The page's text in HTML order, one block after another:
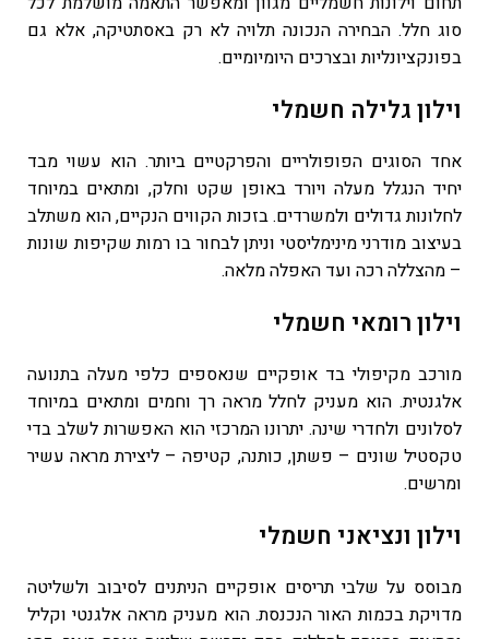
סוג חלל. הבחירה הנכונה תלויה לא רק באסתטיקה, אלא גם
בפונקציונליות ובצרכים היומיומיים.
וילון גלילה חשמלי
אחד הסוגים הפופולריים והפרקטיים ביותר. הוא עשוי מבד
יחיד הנגלל מעלה ויורד באופן שקט וחלק, ומתאים במיוחד
לחלונות גדולים ולמשרדים. בזכות הקווים הנקיים, הוא משתלב
בעיצוב מודרני מינימליסטי וניתן לבחור בו רמות שקיפות שונות
– מהצללה רכה ועד האפלה מלאה.
וילון רומאי חשמלי
מורכב מקיפולי בד אופקיים שנאספים כלפי מעלה בתנועה
אלגנטית. הוא מעניק לחלל מראה רך וחמים ומתאים במיוחד
לסלונים ולחדרי שינה. יתרונו המרכזי הוא האפשרות לשלב בדי
טקסטיל שונים – פשתן, כותנה, קטיפה – ליצירת מראה עשיר
ומרשים.
וילון ונציאני חשמלי
מבוסס על שלבי תריסים אופקיים הניתנים לסיבוב ולשליטה
מדויקת בכמות האור הנכנסת. הוא מעניק מראה אלגנטי וקליל